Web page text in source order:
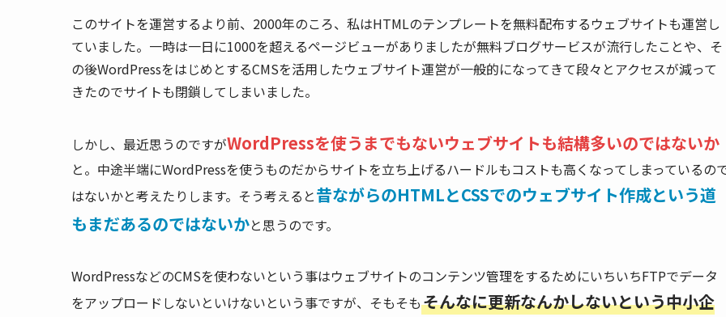
このサイトを運営するより前、2000年のころ、私はHTMLのテンプレートを無料配布するウェブサイトも運営し
ていました。一時は一日に1000を超えるページビューがありましたが無料ブログサービスが流行したことや、そ
の後WordPressをはじめとするCMSを活用したウェブサイト運営が一般的になってきて段々とアクセスが減って
きたのでサイトも閉鎖してしまいました。
しかし、最近思うのですがWordPressを使うまでもないウェブサイトも結構多いのではないか
と。中途半端にWordPressを使うものだからサイトを立ち上げるハードルもコストも高くなってしまっているの
はないかと考えたりします。そう考えると昔ながらのHTMLとCSSでのウェブサイト作成という道
もまだあるのではないかと思うのです。
WordPressなどのCMSを使わないという事はウェブサイトのコンテンツ管理をするためにいちいちFTPでデータ
をアップロードしないといけないという事ですが、そもそもそんなに更新なんかしないという中小企